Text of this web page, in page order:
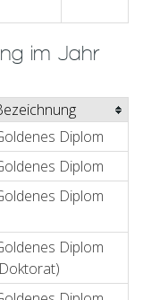
im Jahr
Diplom
Diplom
Diplom
Diplom